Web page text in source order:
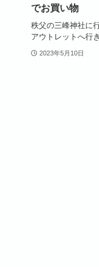
でお買い物
秩父の三峰神社に
アウトレットへ行
2023年5月10日